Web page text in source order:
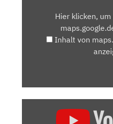
MAPS.GOOGLE.DE
Hier klicken,
Inhalt von